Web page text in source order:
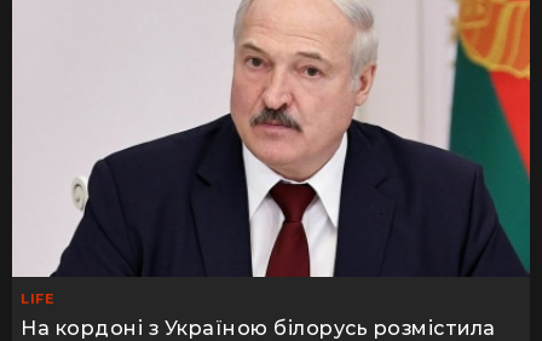
LIFE
На кордоні з Україною білорусь розмістила